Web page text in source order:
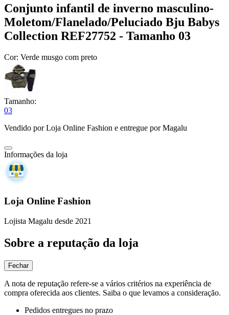
Conjunto infantil de inverno masculino-
Moletom/Flanelado/Peluciado Bju Babys
Collection REF27752 - Tamanho 03
Cor: Verde musgo com preto
Tamanho:
03
Vendido porLoja Online Fashion e entregue por Magalu
Informações da loja
Loja Online Fashion
Lojista Magalu desde 2021
Sobre a reputação da loja
Fechar
A nota de reputação refere-se a vários critérios na experiência de
compra oferecida aos clientes. Saiba o que levamos a consideração.
Pedidos entregues no prazo